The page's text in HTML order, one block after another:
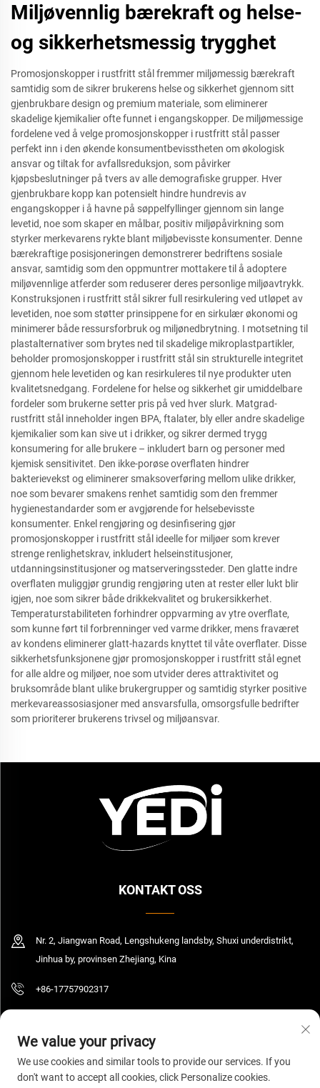
Miljøvennlig bærekraft og helse-
og sikkerhetsmessig trygghet
Promosjonskopper i rustfritt stål fremmer miljømessig bærekraft
samtidig som de sikrer brukerens helse og sikkerhet gjennom sitt
gjenbrukbare design og premium materiale, som eliminerer
skadelige kjemikalier ofte funnet i engangskopper. De miljømessige
fordelene ved å velge promosjonskopper i rustfritt stål passer
perfekt inn i den økende konsumentbevisstheten om økologisk
ansvar og tiltak for avfallsreduksjon, som påvirker
kjøpsbeslutninger på tvers av alle demografiske grupper. Hver
gjenbrukbare kopp kan potensielt hindre hundrevis av
engangskopper i å havne på søppelfyllinger gjennom sin lange
levetid, noe som skaper en målbar, positiv miljøpåvirkning som
styrker merkevarens rykte blant miljøbevisste konsumenter. Denne
bærekraftige posisjoneringen demonstrerer bedriftens sosiale
ansvar, samtidig som den oppmuntrer mottakere til å adoptere
miljøvennlige atferder som reduserer deres personlige miljøavtrykk.
Konstruksjonen i rustfritt stål sikrer full resirkulering ved utløpet av
levetiden, noe som støtter prinsippene for en sirkulær økonomi og
minimerer både ressursforbruk og miljønedbrytning. I motsetning til
plastalternativer som brytes ned til skadelige mikroplastpartikler,
beholder promosjonskopper i rustfritt stål sin strukturelle integritet
gjennom hele levetiden og kan resirkuleres til nye produkter uten
kvalitetsnedgang. Fordelene for helse og sikkerhet gir umiddelbare
fordeler som brukerne setter pris på ved hver slurk. Matgrad-
rustfritt stål inneholder ingen BPA, ftalater, bly eller andre skadelige
kjemikalier som kan sive ut i drikker, og sikrer dermed trygg
konsumering for alle brukere – inkludert barn og personer med
kjemisk sensitivitet. Den ikke-porøse overflaten hindrer
bakterievekst og eliminerer smaksoverføring mellom ulike drikker,
noe som bevarer smakens renhet samtidig som den fremmer
hygienestandarder som er avgjørende for helsebevisste
konsumenter. Enkel rengjøring og desinfisering gjør
promosjonskopper i rustfritt stål ideelle for miljøer som krever
strenge renlighetskrav, inkludert helseinstitusjoner,
utdanningsinstitusjoner og matserveringssteder. Den glatte indre
overflaten muliggjør grundig rengjøring uten at rester eller lukt blir
igjen, noe som sikrer både drikkekvalitet og brukersikkerhet.
Temperaturstabiliteten forhindrer oppvarming av ytre overflate,
som kunne ført til forbrenninger ved varme drikker, mens fraværet
av kondens eliminerer glatt-hazards knyttet til våte overflater. Disse
sikkerhetsfunksjonene gjør promosjonskopper i rustfritt stål egnet
for alle aldre og miljøer, noe som utvider deres attraktivitet og
bruksområde blant ulike brukergrupper og samtidig styrker positive
merkevareassosiasjoner med ansvarsfulla, omsorgsfulle bedrifter
som prioriterer brukerens trivsel og miljøansvar.
KONTAKT OSS
Nr. 2, Jiangwan Road, Lengshukeng landsby, Shuxi underdistrikt,
Jinhua by, provinsen Zhejiang, Kina
+86-17757902317
Copyright © 2026 Zhejiang Yedi Industry And Trade Co., Ltd. Alle rettigheter
We value your privacy
We use cookies and similar tools to provide our services. If you
don't want to accept all cookies, click Personalize cookies.